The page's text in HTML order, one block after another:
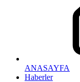
ANASAYFA
Haberler